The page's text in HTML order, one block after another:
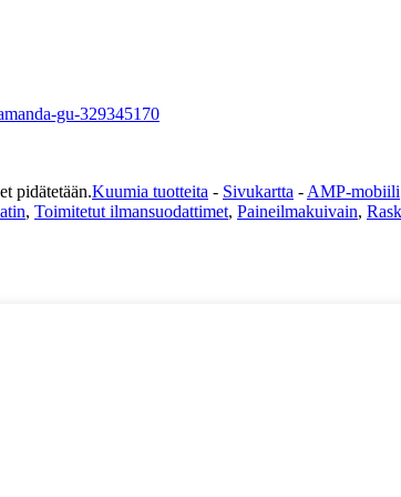
pidätetään.Kuumia tuotteita - Sivukartta - AMP-mobiili
, Toimitetut ilmansuodattimet, Paineilmakuivain,